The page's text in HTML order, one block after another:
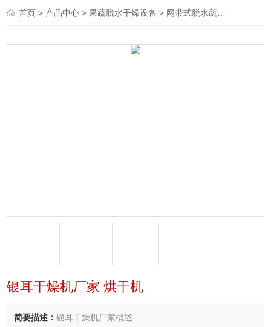
首页> 产品中心 >果蔬脱水干燥设备 > 网带式脱水蔬菜干燥机
银耳干燥机厂家 烘干机
简要描述：银耳干燥机厂家概述